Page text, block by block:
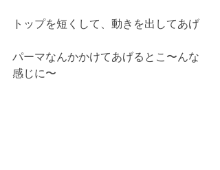
トップを短くして、動きを出してあげ
パーマなんかかけてあげるとこ〜んな
感じに〜